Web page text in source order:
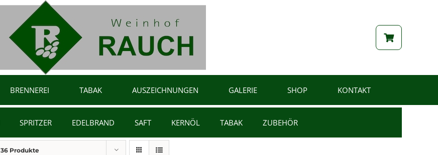
BRENNEREI TABAK AUSZEICHNUNGEN GALERIE SHOP KONTAKT
SPRITZER EDELBRAND SAFT KERNÖL TABAK ZUBEHÖR
36 Produkte